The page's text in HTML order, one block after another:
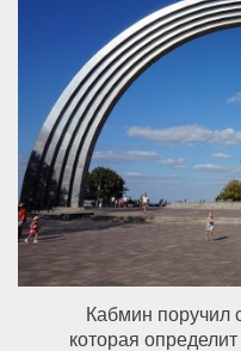
Кабмин поручил
которая